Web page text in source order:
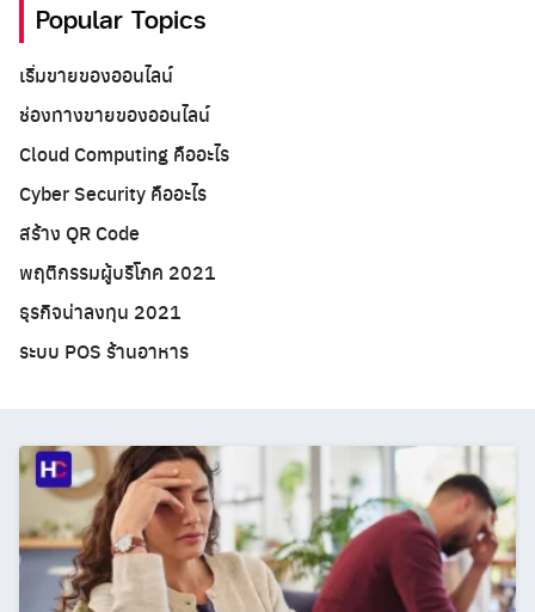
Popular Topics
เริ่มขายของออนไลน์
ช่องทางขายของออนไลน์
Cloud Computing คืออะไร
Cyber Security คืออะไร
สร้าง QR Code
พฤติกรรมผู้บริโภค 2021
ธุรกิจน่าลงทุน 2021
ระบบ POS ร้านอาหาร